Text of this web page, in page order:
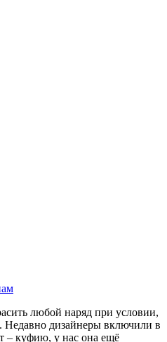
любой наряд при условии,
Недавно дизайнеры включили в
– куфию, у нас она ещё